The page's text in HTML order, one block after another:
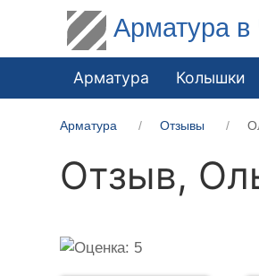
Арматура в
Арматура Колышки
Арматура Отзывы
Отзыв,